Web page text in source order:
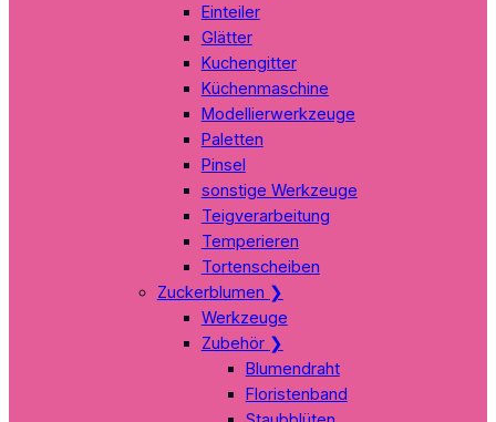
Einteiler
Glätter
Kuchengitter
Küchenmaschine
Modellierwerkzeuge
Paletten
Pinsel
sonstige Werkzeuge
Teigverarbeitung
Temperieren
Tortenscheiben
Zuckerblumen ❯
Werkzeuge
Zubehör ❯
Blumendraht
Floristenband